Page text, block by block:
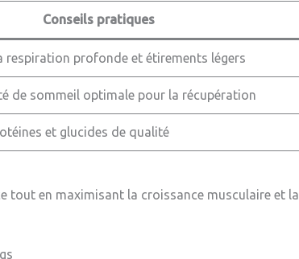
Conseils pratiques
respiration profonde et étirements légers
de sommeil optimale pour la récupération
et glucides de qualité
tout en maximisant la croissance musculaire et la